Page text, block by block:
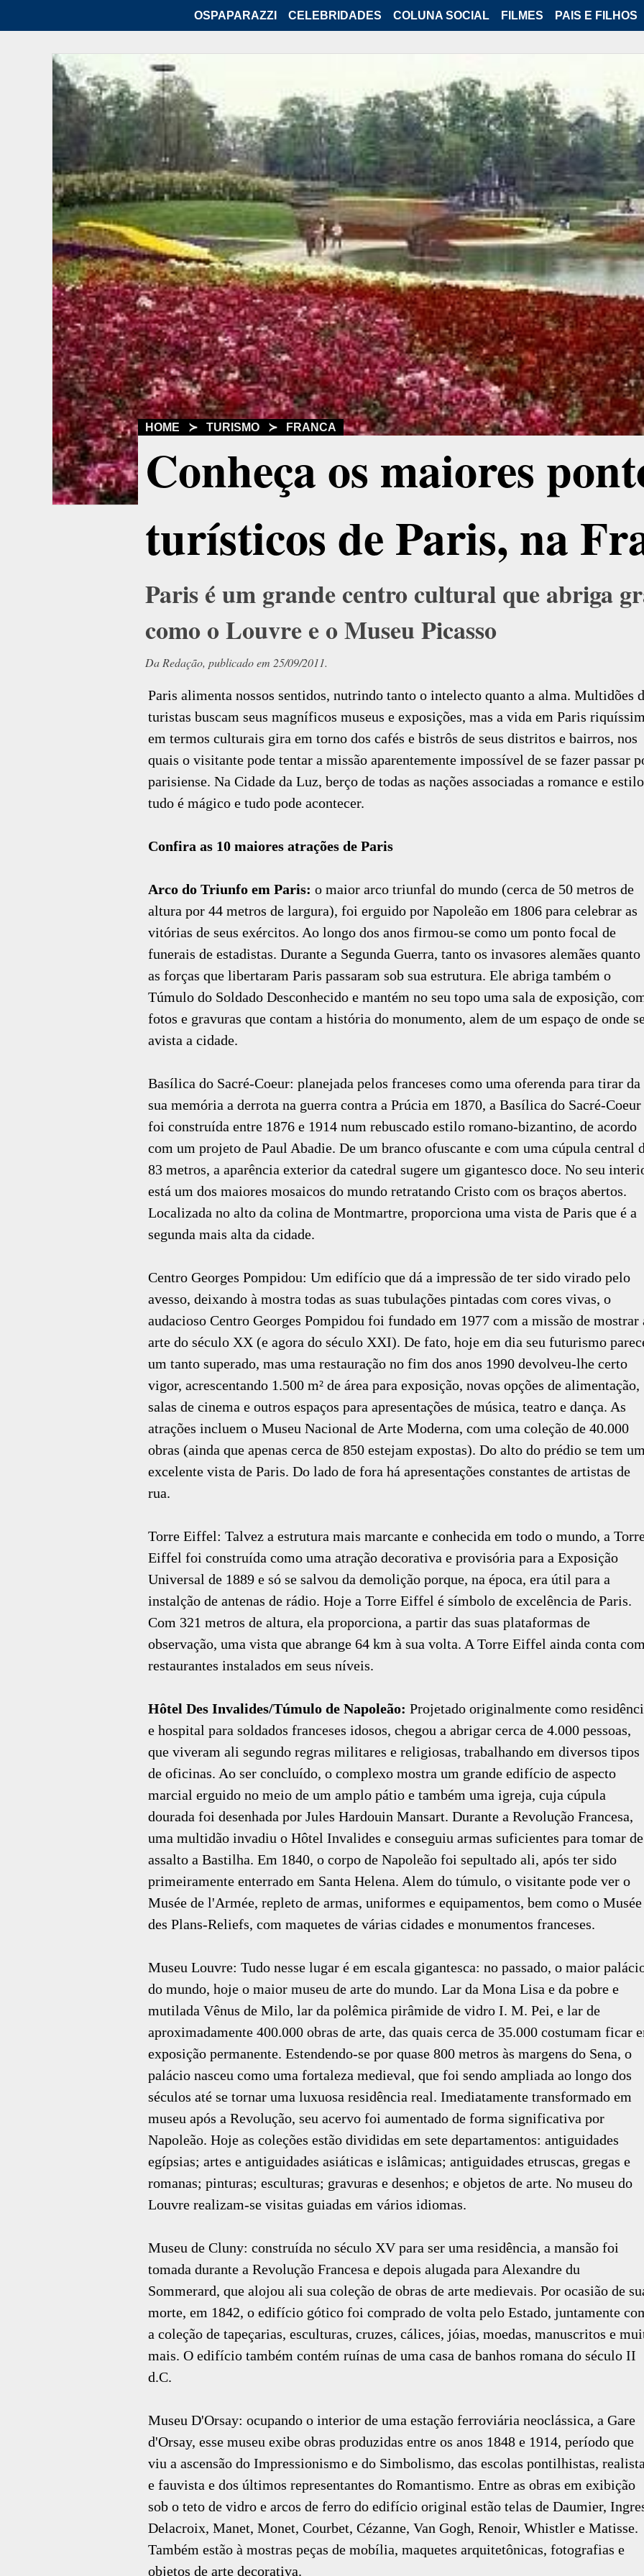
OSPAPARAZZI CELEBRIDADES COLUNA SOCIAL FILMES PAIS E FILHOS
HOME ≻ TURISMO ≻ FRANCA
Conheça os maiores
turísticos de Paris, na
Paris é um grande centro cultural que abriga
como o Louvre e o Museu Picasso
Da Redação, publicado em 25/09/2011.
Paris alimenta nossos sentidos, nutrindo tanto o intelecto quanto a alma. Multidões
turistas buscam seus magníficos museus e exposições, mas a vida em Paris
em termos culturais gira em torno dos cafés e bistrôs de seus distritos e bairros, nos
quais o visitante pode tentar a missão aparentemente impossível de se fazer passar
parisiense. Na Cidade da Luz, berço de todas as nações associadas a romance e estilo
tudo é mágico e tudo pode acontecer.
Confira as 10 maiores atrações de Paris
Arco do Triunfo em Paris: o maior arco triunfal do mundo (cerca de 50 metros de
altura por 44 metros de largura), foi erguido por Napoleão em 1806 para celebrar as
vitórias de seus exércitos. Ao longo dos anos firmou-se como um ponto focal de
funerais de estadistas. Durante a Segunda Guerra, tanto os invasores alemães quanto
as forças que libertaram Paris passaram sob sua estrutura. Ele abriga também o
Túmulo do Soldado Desconhecido e mantém no seu topo uma sala de exposição,
fotos e gravuras que contam a história do monumento, alem de um espaço de onde
avista a cidade.
Basílica do Sacré-Coeur: planejada pelos franceses como uma oferenda para tirar da
sua memória a derrota na guerra contra a Prúcia em 1870, a Basílica do Sacré-Coeur
foi construída entre 1876 e 1914 num rebuscado estilo romano-bizantino, de acordo
com um projeto de Paul Abadie. De um branco ofuscante e com uma cúpula central
83 metros, a aparência exterior da catedral sugere um gigantesco doce. No seu
está um dos maiores mosaicos do mundo retratando Cristo com os braços abertos.
Localizada no alto da colina de Montmartre, proporciona uma vista de Paris que é a
segunda mais alta da cidade.
Centro Georges Pompidou: Um edifício que dá a impressão de ter sido virado pelo
avesso, deixando à mostra todas as suas tubulações pintadas com cores vivas, o
audacioso Centro Georges Pompidou foi fundado em 1977 com a missão de mostrar
arte do século XX (e agora do século XXI). De fato, hoje em dia seu futurismo
um tanto superado, mas uma restauração no fim dos anos 1990 devolveu-lhe certo
vigor, acrescentando 1.500 m² de área para exposição, novas opções de alimentação,
salas de cinema e outros espaços para apresentações de música, teatro e dança. As
atrações incluem o Museu Nacional de Arte Moderna, com uma coleção de 40.000
obras (ainda que apenas cerca de 850 estejam expostas). Do alto do prédio se tem
excelente vista de Paris. Do lado de fora há apresentações constantes de artistas de
rua.
Torre Eiffel: Talvez a estrutura mais marcante e conhecida em todo o mundo, a
Eiffel foi construída como uma atração decorativa e provisória para a Exposição
Universal de 1889 e só se salvou da demolição porque, na época, era útil para a
instalção de antenas de rádio. Hoje a Torre Eiffel é símbolo de excelência de Paris.
Com 321 metros de altura, ela proporciona, a partir das suas plataformas de
observação, uma vista que abrange 64 km à sua volta. A Torre Eiffel ainda conta
restaurantes instalados em seus níveis.
Hôtel Des Invalides/Túmulo de Napoleão: Projetado originalmente como
e hospital para soldados franceses idosos, chegou a abrigar cerca de 4.000 pessoas,
que viveram ali segundo regras militares e religiosas, trabalhando em diversos tipos
de oficinas. Ao ser concluído, o complexo mostra um grande edifício de aspecto
marcial erguido no meio de um amplo pátio e também uma igreja, cuja cúpula
dourada foi desenhada por Jules Hardouin Mansart. Durante a Revolução Francesa,
uma multidão invadiu o Hôtel Invalides e conseguiu armas suficientes para tomar de
assalto a Bastilha. Em 1840, o corpo de Napoleão foi sepultado ali, após ter sido
primeiramente enterrado em Santa Helena. Alem do túmulo, o visitante pode ver o
Musée de l'Armée, repleto de armas, uniformes e equipamentos, bem como o Musée
des Plans-Reliefs, com maquetes de várias cidades e monumentos franceses.
Museu Louvre: Tudo nesse lugar é em escala gigantesca: no passado, o maior
do mundo, hoje o maior museu de arte do mundo. Lar da Mona Lisa e da pobre e
mutilada Vênus de Milo, lar da polêmica pirâmide de vidro I. M. Pei, e lar de
aproximadamente 400.000 obras de arte, das quais cerca de 35.000 costumam ficar
exposição permanente. Estendendo-se por quase 800 metros às margens do Sena, o
palácio nasceu como uma fortaleza medieval, que foi sendo ampliada ao longo dos
séculos até se tornar uma luxuosa residência real. Imediatamente transformado em
museu após a Revolução, seu acervo foi aumentado de forma significativa por
Napoleão. Hoje as coleções estão divididas em sete departamentos: antiguidades
egípsias; artes e antiguidades asiáticas e islâmicas; antiguidades etruscas, gregas e
romanas; pinturas; esculturas; gravuras e desenhos; e objetos de arte. No museu do
Louvre realizam-se visitas guiadas em vários idiomas.
Museu de Cluny: construída no século XV para ser uma residência, a mansão foi
tomada durante a Revolução Francesa e depois alugada para Alexandre du
Sommerard, que alojou ali sua coleção de obras de arte medievais. Por ocasião de
morte, em 1842, o edifício gótico foi comprado de volta pelo Estado, juntamente
a coleção de tapeçarias, esculturas, cruzes, cálices, jóias, moedas, manuscritos e
mais. O edifício também contém ruínas de uma casa de banhos romana do século II
d.C.
Museu D'Orsay: ocupando o interior de uma estação ferroviária neoclássica, a Gare
d'Orsay, esse museu exibe obras produzidas entre os anos 1848 e 1914, período que
viu a ascensão do Impressionismo e do Simbolismo, das escolas pontilhistas,
e fauvista e dos últimos representantes do Romantismo. Entre as obras em exibição
sob o teto de vidro e arcos de ferro do edifício original estão telas de Daumier,
Delacroix, Manet, Monet, Courbet, Cézanne, Van Gogh, Renoir, Whistler e Matisse.
Também estão à mostras peças de mobília, maquetes arquitetônicas, fotografias e
objetos de arte decorativa.